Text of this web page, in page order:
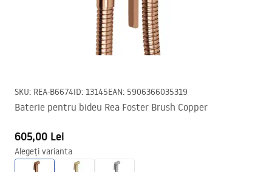
SKU: REA-B6674ID: 13145EAN: 5906366035319
Baterie pentru bideu Rea Foster Brush Copper
605,00 Lei
Alegeți varianta